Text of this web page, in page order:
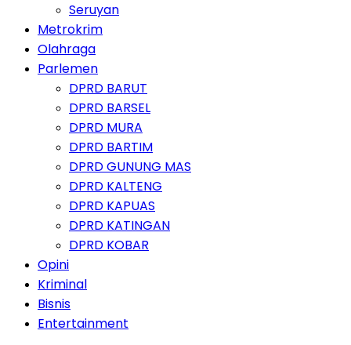
Seruyan
Metrokrim
Olahraga
Parlemen
DPRD BARUT
DPRD BARSEL
DPRD MURA
DPRD BARTIM
DPRD GUNUNG MAS
DPRD KALTENG
DPRD KAPUAS
DPRD KATINGAN
DPRD KOBAR
Opini
Kriminal
Bisnis
Entertainment